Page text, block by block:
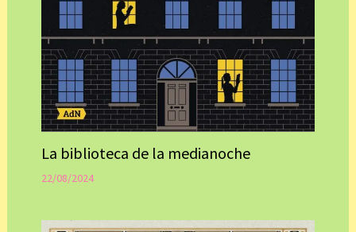
La biblioteca de la medianoche
22/08/2024